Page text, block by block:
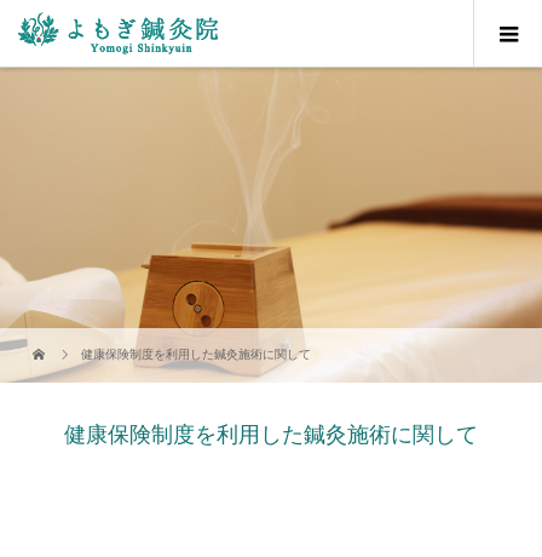
健康保険制度を利用した鍼灸施術に関して
健康保険制度を利用した鍼灸施術に関して